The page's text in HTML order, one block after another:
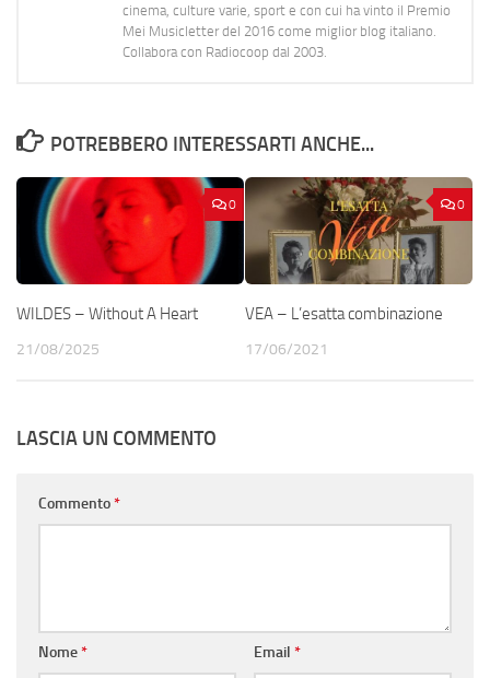
cinema, culture varie, sport e con cui ha vinto il Premio
Mei Musicletter del 2016 come miglior blog italiano.
Collabora con Radiocoop dal 2003.
POTREBBERO INTERESSARTI ANCHE...
0
WILDES – Without A Heart
21/08/2025
0
VEA – L’esatta combinazione
17/06/2021
LASCIA UN COMMENTO
Commento*
Nome* Email *